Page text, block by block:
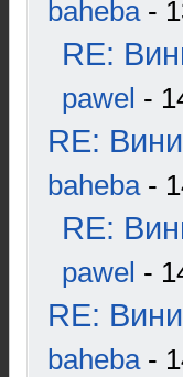
baheba-
RE:
pawel -
RE:
baheba-
RE:
pawel -
RE:
baheba-